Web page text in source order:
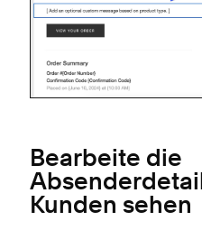
Bearbeite die
Kunden sehen